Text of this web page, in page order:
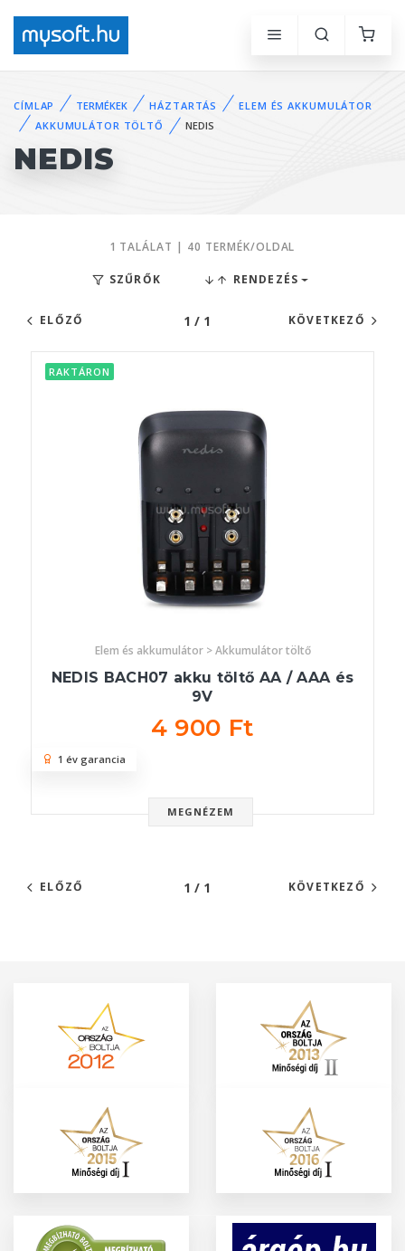
CÍMLAP TERMÉKEK HÁZTARTÁS
ELEM ÉS AKKUMULÁTOR
AKKUMULÁTOR TÖLTŐ
NEDIS
NEDIS
1 TALÁLAT | 40 TERMÉK/OLDAL
SZŰRŐK RENDEZÉS
ELŐZŐ 1 / 1 KÖVETKEZŐ
RAKTÁRON
Elem és akkumulátor > Akkumulátor töltő
NEDIS BACH07 akku töltő AA / AAA és
9V
4 900 Ft
MEGNÉZEM
1 év garancia
ELŐZŐ 1 / 1 KÖVETKEZŐ